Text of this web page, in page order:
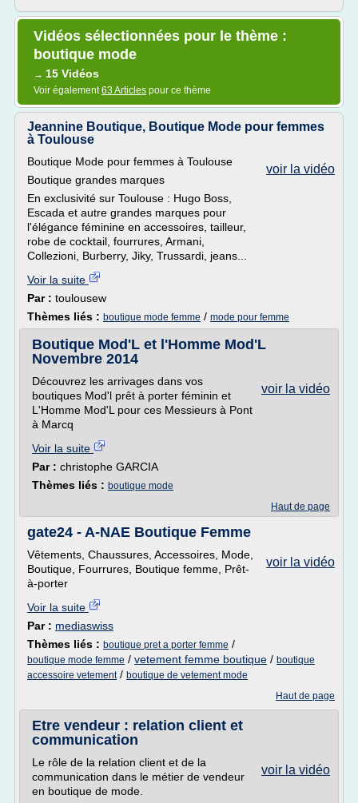
Vidéos sélectionnées pour le thème :
boutique mode
→ 15 Vidéos
Voir également63 Articles pour ce thème
Jeannine Boutique, Boutique Mode pour femmes
à Toulouse
voir la vidéo
Boutique Mode pour femmes à Toulouse
Boutique grandes marques
En exclusivité sur Toulouse : Hugo Boss,
Escada et autre grandes marques pour
l'élégance féminine en accessoires, tailleur,
robe de cocktail, fourrures, Armani,
Collezioni, Burberry, Jiky, Trussardi, jeans...
Voir la suite
Par : toulousew
Thèmes liés : boutique mode femme / mode pour femme
Boutique Mod'L et l'Homme Mod'L
Novembre 2014
voir la vidéo
Découvrez les arrivages dans vos
boutiques Mod'l prêt à porter féminin et
L'Homme Mod'L pour ces Messieurs à Pont
à Marcq
Voir la suite
Par : christophe GARCIA
Thèmes liés : boutique mode
Haut de page
gate24 - A-NAE Boutique Femme
voir la vidéo
Vêtements, Chaussures, Accessoires, Mode,
Boutique, Fourrures, Boutique femme, Prêt-
à-porter
Voir la suite
Par : mediaswiss
Thèmes liés : boutique pret a porter femme /
boutique mode femme / vetement femme boutique / boutique
accessoire vetement/ boutique de vetement mode
Haut de page
Etre vendeur : relation client et
communication
voir la vidéo
Le rôle de la relation client et de la
communication dans le métier de vendeur
en boutique de mode.